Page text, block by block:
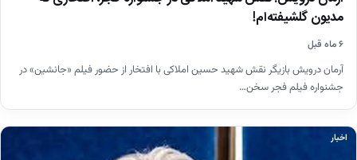
مدیون گلشیفته‌ام!
۶ ماه قبل
آرمان درویش بازیگر نقش شهید حسین املاکی با افتخار از حضور فیلم «جانشین» در
جشنواره فیلم فجر سخن…
اخبار